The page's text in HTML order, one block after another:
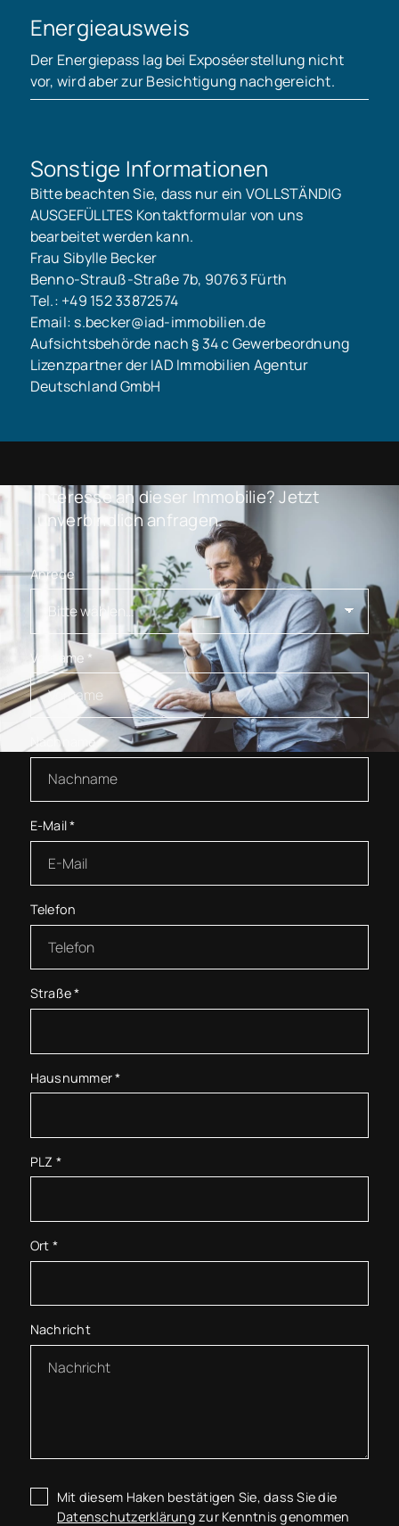
Energieausweis
Der Energiepass lag bei Exposéerstellung nicht
vor, wird aber zur Besichtigung nachgereicht.
Sonstige Informationen
Bitte beachten Sie, dass nur ein VOLLSTÄNDIG
AUSGEFÜLLTES Kontaktformular von uns
bearbeitet werden kann.
Frau Sibylle Becker
Benno-Strauß-Straße 7b, 90763 Fürth
Tel.: +49 152 33872574
Email: s.becker@iad-immobilien.de
Aufsichtsbehörde nach § 34 c Gewerbeordnung
Lizenzpartner der IAD Immobilien Agentur
Deutschland GmbH
Interesse an dieser Immobilie? Jetzt
unverbindlich anfragen.
Anrede
Vorname *
Nachname*
E-Mail*
Telefon
Straße*
Hausnummer*
PLZ *
Ort *
Nachricht
Mit diesem Haken bestätigen Sie, dass Sie die
Datenschutzerklärung zur Kenntnis genommen